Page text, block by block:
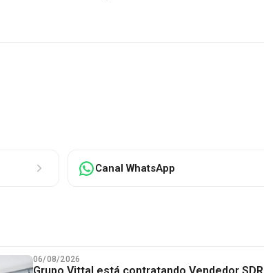
Canal WhatsApp
06/08/2026